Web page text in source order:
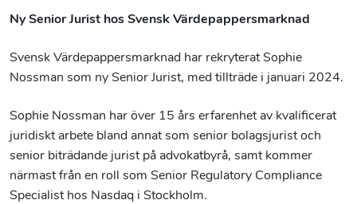
Ny Senior Jurist hos Svensk Värdepappersmarknad
Svensk Värdepappersmarknad har rekryterat Sophie
Nossman som ny Senior Jurist, med tillträde i januari 2024.
Sophie Nossman har över 15 års erfarenhet av kvalificerat
juridiskt arbete bland annat som senior bolagsjurist och
senior biträdande jurist på advokatbyrå, samt kommer
närmast från en roll som Senior Regulatory Compliance
Specialist hos Nasdaq i Stockholm.